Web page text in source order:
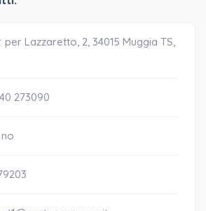
per Lazzaretto, 2, 34015 Muggia TS,
273090
no